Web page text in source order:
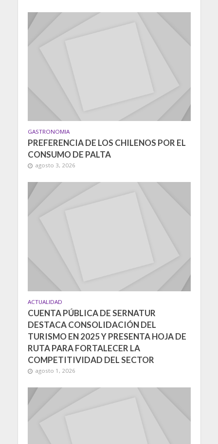
GASTRONOMIA
PREFERENCIA DE LOS CHILENOS POR EL
CONSUMO DE PALTA
agosto 3, 2026
ACTUALIDAD
CUENTA PÚBLICA DE SERNATUR
DESTACA CONSOLIDACIÓN DEL
TURISMO EN 2025 Y PRESENTA HOJA DE
RUTA PARA FORTALECER LA
COMPETITIVIDAD DEL SECTOR
agosto 1, 2026